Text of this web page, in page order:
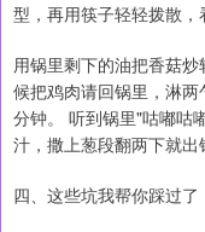
型，再用筷子轻轻拨散，
用锅里剩下的油把香菇
候把鸡肉请回锅里，淋
分钟。 听到锅里"咕嘟咕
汁，撒上葱段翻两下就出
四、这些坑我帮你踩过了